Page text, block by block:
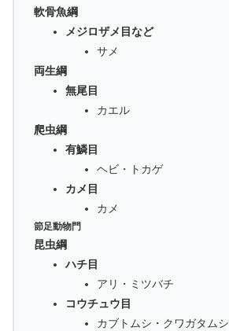
軟骨魚綱
メジロザメ目など
サメ
両生綱
無尾目
カエル
爬虫綱
有鱗目
ヘビ・トカゲ
カメ目
カメ
節足動物門
昆虫綱
ハチ目
アリ・ミツバチ
コウチュウ目
カブトムシ・クワガタムシ